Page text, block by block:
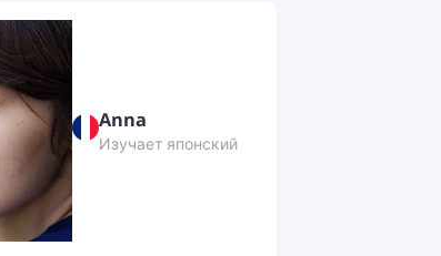
Anna
Изучает японский